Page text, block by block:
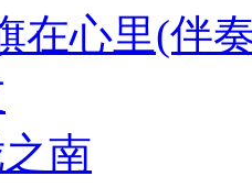
在心里(伴
南